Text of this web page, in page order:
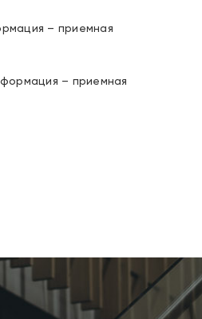
– приемная
– приемная